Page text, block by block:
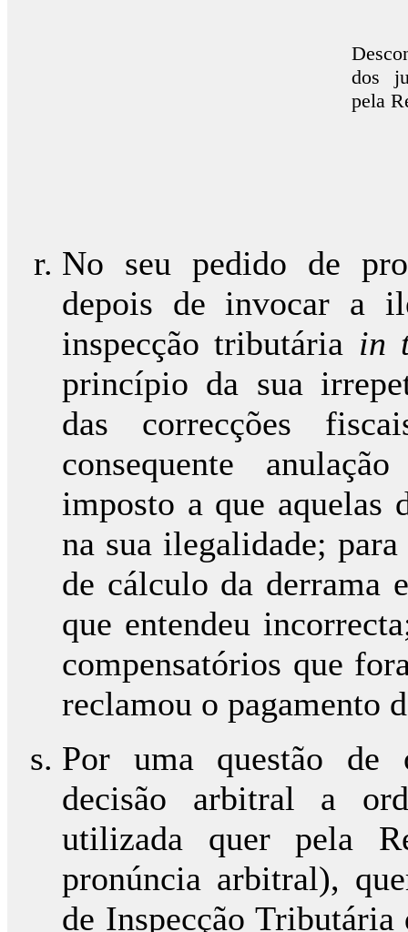
dos
pela
No seu pedido de
depois de invocar a
inspecção tributária in
princípio da sua
das correcções
consequente
imposto a que aquelas
na sua ilegalidade;
de cálculo da derrama
que entendeu
compensatórios que
reclamou o pagamento
Por uma questão de
decisão arbitral a
utilizada quer pela
pronúncia arbitral),
de Inspecção